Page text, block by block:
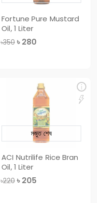
Fortune Pure Mustard
Oil, 1 Liter
৳350 ৳ 280
ACI Nutrilife Rice Bran
Oil, 1 Liter
৳220 ৳ 205
মজুত শেষ